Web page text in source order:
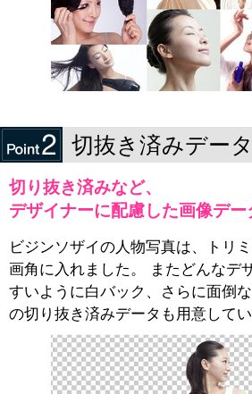
切抜き済みデータ
切り抜き済みなど、
デザイナーに配慮した画像デー
ビジンソザイの人物写真は、トリ
画角に入れました。 またどんなデ
すいように白バック、さらに面倒
の切り抜き済みデータも用意してい